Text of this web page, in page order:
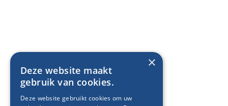
×
Deze website maakt
gebruik van cookies.
Deze website gebruikt cookies om uw